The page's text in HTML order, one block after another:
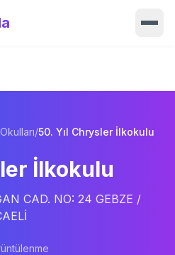
/50. Yıl Chrysler İlkokulu
İlkokulu
CAD. NO: 24 GEBZE /